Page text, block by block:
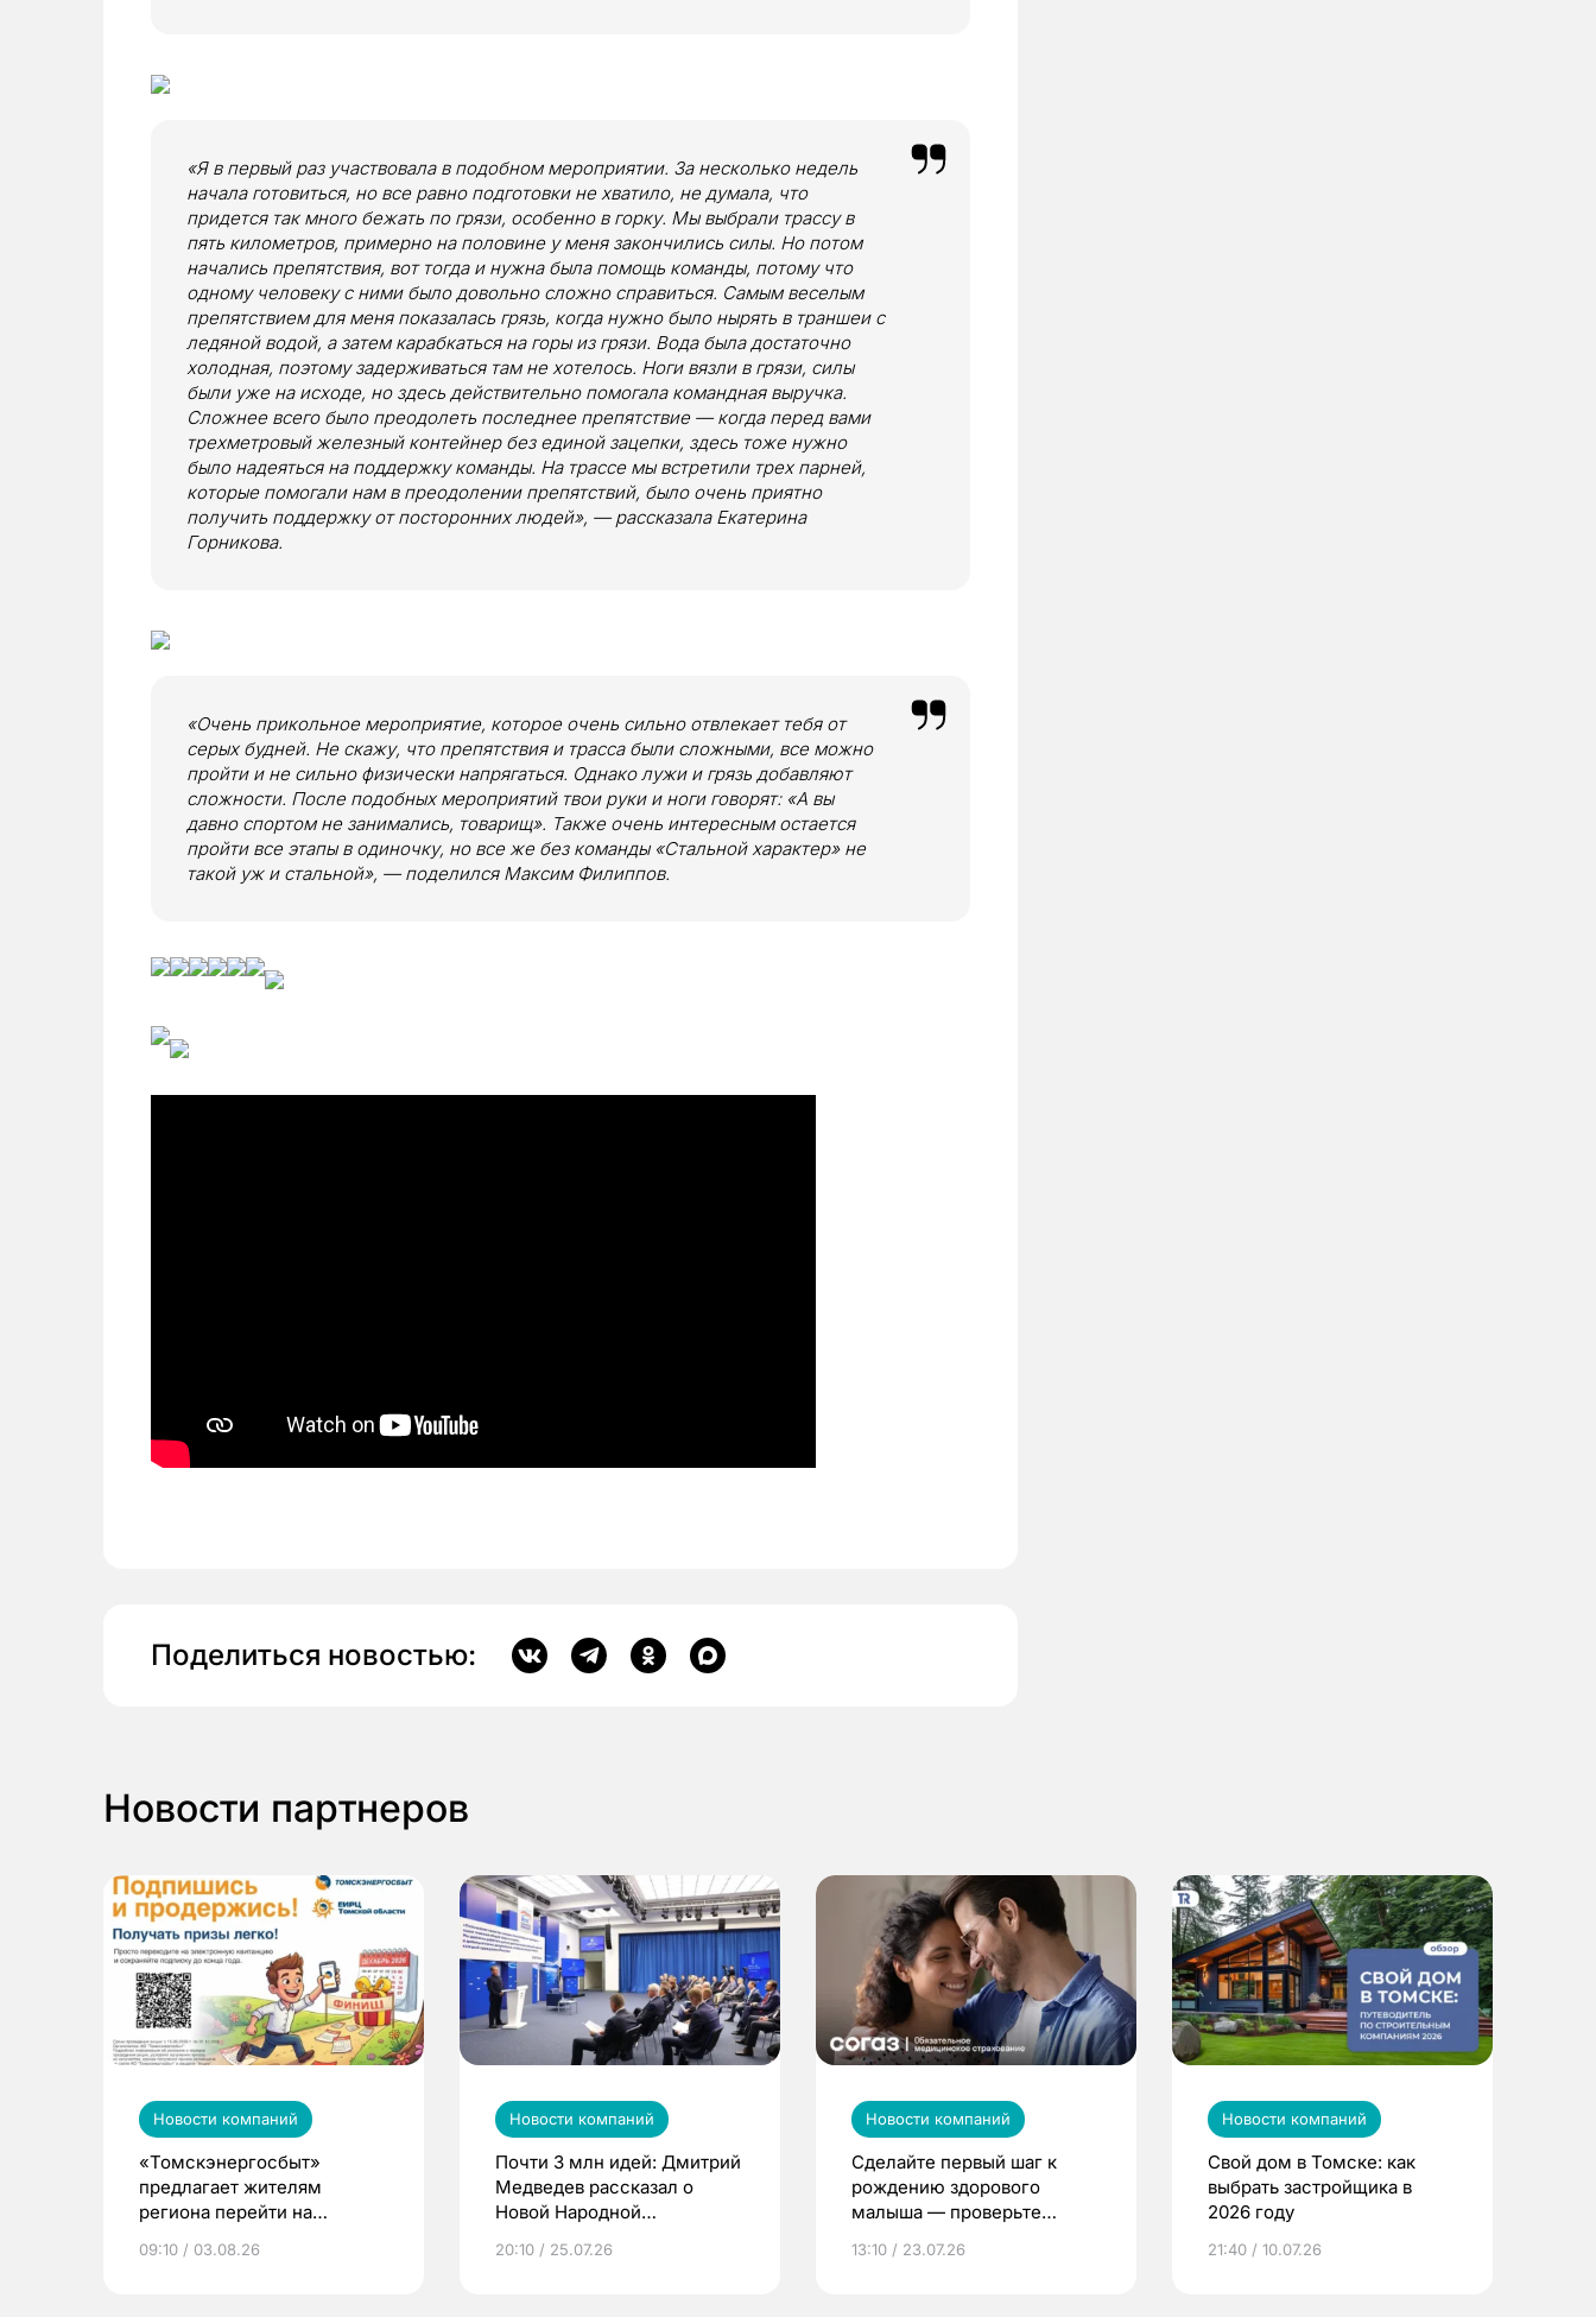
«Я в первый раз участвовала в подобном мероприятии. За несколько недель
начала готовиться, но все равно подготовки не хватило, не думала, что
придется так много бежать по грязи, особенно в горку. Мы выбрали трассу в
пять километров, примерно на половине у меня закончились силы. Но потом
начались препятствия, вот тогда и нужна была помощь команды, потому что
одному человеку с ними было довольно сложно справиться. Самым веселым
препятствием для меня показалась грязь, когда нужно было нырять в траншеи с
ледяной водой, а затем карабкаться на горы из грязи. Вода была достаточно
холодная, поэтому задерживаться там не хотелось. Ноги вязли в грязи, силы
были уже на исходе, но здесь действительно помогала командная выручка.
Сложнее всего было преодолеть последнее препятствие — когда перед вами
трехметровый железный контейнер без единой зацепки, здесь тоже нужно
было надеяться на поддержку команды. На трассе мы встретили трех парней,
которые помогали нам в преодолении препятствий, было очень приятно
получить поддержку от посторонних людей», — рассказала Екатерина
Горникова.
«Очень прикольное мероприятие, которое очень сильно отвлекает тебя от
серых будней. Не скажу, что препятствия и трасса были сложными, все можно
пройти и не сильно физически напрягаться. Однако лужи и грязь добавляют
сложности. После подобных мероприятий твои руки и ноги говорят: «А вы
давно спортом не занимались, товарищ». Также очень интересным остается
пройти все этапы в одиночку, но все же без команды «Стальной характер» не
такой уж и стальной», — поделился Максим Филиппов.
Поделиться новостью:
Новости партнеров
Новости компаний
«Томскэнергосбыт»
предлагает жителям
региона перейти на
выиграть призы
09:10 / 03.08.26
Новости компаний
Почти 3 млн идей: Дмитрий
Медведев рассказал о
Новой Народной
20:10 / 25.07.26
Новости компаний
Сделайте первый шаг к
рождению здорового
малыша — проверьте
по ОМС!
13:10 / 23.07.26
Новости компаний
Свой дом в Томске: как
выбрать застройщика в
2026 году
21:40 / 10.07.26